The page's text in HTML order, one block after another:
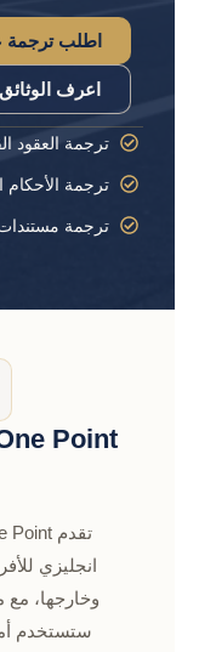
اطلب ترجمة
اعرف
ترجمة العقود
ترجمة الأحكام
ترجمة
انجليزي
وخارجها، مع
ستستخدم